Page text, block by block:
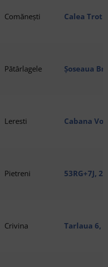
Comănești Calea
Pătârlagele
Șoseaua
Leresti
Cabana
Pietreni 53RG+7J,
Crivina Tarlaua 6,